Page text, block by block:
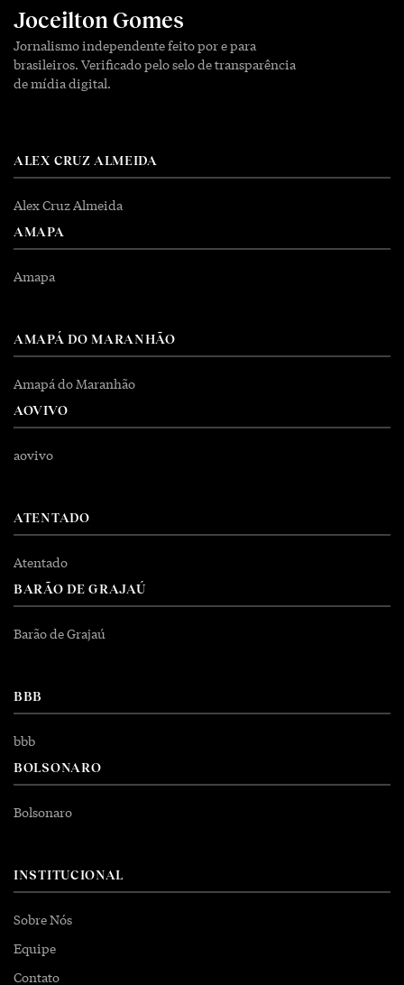
Joceilton Gomes
Jornalismo independente feito por e para
brasileiros. Verificado pelo selo de transparência
de mídia digital.
ALEX CRUZ ALMEIDA
Alex Cruz Almeida
AMAPA
Amapa
AMAPÁ DO MARANHÃO
Amapá do Maranhão
AOVIVO
aovivo
ATENTADO
Atentado
BARÃO DE GRAJAÚ
Barão de Grajaú
BBB
bbb
BOLSONARO
Bolsonaro
INSTITUCIONAL
Sobre Nós
Equipe
Contato